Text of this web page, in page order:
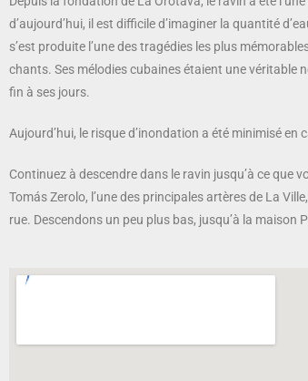
d’aujourd’hui, il est difficile d’imaginer la quantité
s’est produite l’une des tragédies les plus
chants. Ses mélodies cubaines étaient une véritable
fin à ses jours.
Aujourd’hui, le risque d’inondation a été minimisé en
Continuez à descendre dans le ravin jusqu’à ce que
Tomás Zerolo, l’une des principales artères de La
rue. Descendons un peu plus bas, jusqu’à la maison